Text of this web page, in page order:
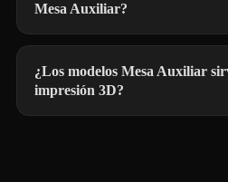
Mesa Auxiliar?
¿Los modelos Mesa Auxiliar
impresión 3D?